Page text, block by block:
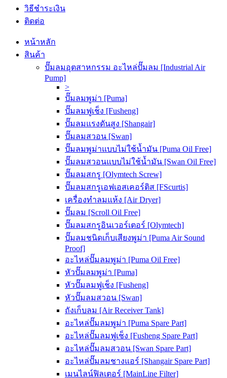
วิธีชำระเงิน
ติดต่อ
หน้าหลัก
สินค้า
ปั๊มลมอุตสาหกรรม อะไหล่ปั๊มลม [Industrial Air
Pump]
>
ปั๊มลมพูม่า [Puma]
ปั๊มลมฟูเช็ง [Fusheng]
ปั๊มลมแรงดันสูง [Shangair]
ปั๊มลมสวอน [Swan]
ปั๊มลมพูม่าแบบไม่ใช้น้ำมัน [Puma Oil Free]
ปั๊มลมสวอนแบบไม่ใช้น้ำมัน [Swan Oil Free]
ปั๊มลมสกรู [Olymtech Screw]
ปั๊มลมสกรูเอฟเอสเคอร์ติส [FScurtis]
เครื่องทำลมแห้ง [Air Dryer]
ปั๊มลม [Scroll Oil Free]
ปั๊มลมสกรูอินเวอร์เตอร์ [Olymtech]
ปั๊มลมชนิดเก็บเสียงพูม่า [Puma Air Sound
Proof]
อะไหล่ปั๊มลมพูม่า [Puma Oil Free]
หัวปั๊มลมพูม่า [Puma]
หัวปั๊มลมฟูเช็ง [Fusheng]
หัวปั๊มลมสวอน [Swan]
ถังเก็บลม [Air Receiver Tank]
อะไหล่ปั๊มลมพูม่า [Puma Spare Part]
อะไหล่ปั๊มลมฟูเช็ง [Fusheng Spare Part]
อะไหล่ปั๊มลมสวอน [Swan Spare Part]
อะไหล่ปั๊มลมชางแอร์ [Shangair Spare Part]
เมนไลน์ฟิลเตอร์ [MainLine Filter]